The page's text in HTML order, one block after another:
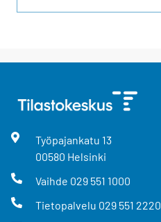
Työpajankatu 13
00580 Helsinki
Vaihde 029 551 1000
Tietopalvelu 029 551 2220